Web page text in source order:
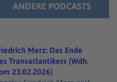
ANDERE PODCASTS
Merz: Das Ende
Transatlantikers (Wdh.
23.02.2026)